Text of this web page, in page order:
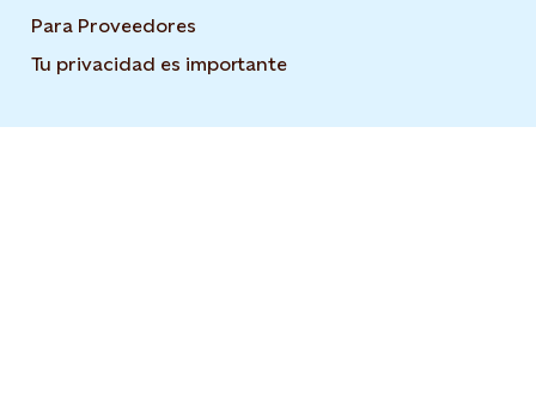
Para Proveedores
Tu privacidad es importante